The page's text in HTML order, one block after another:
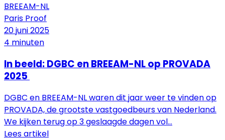
BREEAM-NL
Paris Proof
20 juni 2025
4 minuten
In beeld: DGBC en BREEAM-NL op PROVADA
2025
DGBC en BREEAM-NL waren dit jaar weer te vinden op
PROVADA, de grootste vastgoedbeurs van Nederland.
We kijken terug op 3 geslaagde dagen vol...
Lees artikel